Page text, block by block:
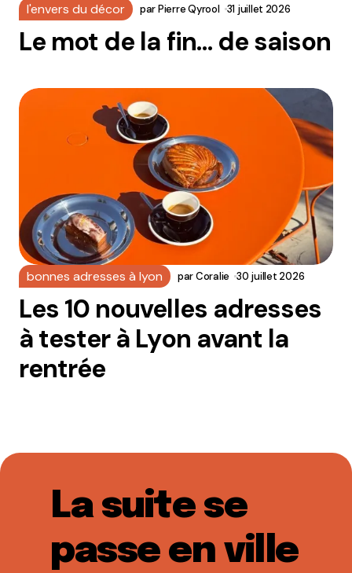
l'envers du décor parPierre Qyrool 31 juillet 2026
Le mot de la fin… de saison
bonnes adresses à lyon parCoralie 30 juillet 2026
Les 10 nouvelles adresses
à tester à Lyon avant la
rentrée
La suite se
passe en ville